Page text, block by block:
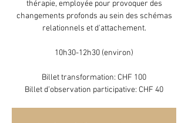
thérapie, employée pour provoquer des
changements profonds au sein des schémas
relationnels et d'attachement.
10h30-12h30 (environ)
Billet transformation: CHF 100
Billet d’observation participative: CHF 40